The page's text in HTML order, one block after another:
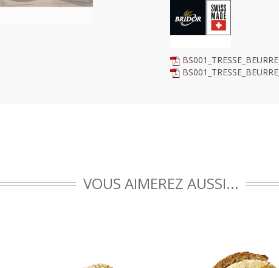
VOUS AIMEREZ AUSSI...